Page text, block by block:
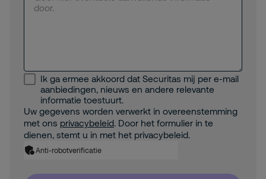
Ik ga ermee akkoord dat Securitas mij per e-mail
aanbiedingen, nieuws en andere relevante
informatie toestuurt.
Uw gegevens worden verwerkt in overeenstemming
met ons privacybeleid. Door het formulier in te
dienen, stemt u in met het privacybeleid.
Anti-robotverificatie